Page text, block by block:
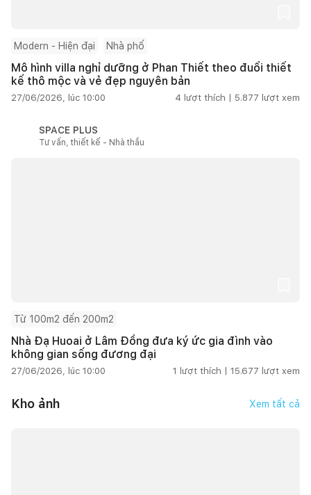
Modern - Hiện đại Nhà phố
Mô hình villa nghỉ dưỡng ở Phan Thiết theo đuổi thiết
kế thô mộc và vẻ đẹp nguyên bản
27/06/2026, lúc 10:00 4 lượt thích | 5.877 lượt xem
SPACE PLUS
Tư vấn, thiết kế - Nhà thầu
Từ 100m2 đến 200m2
Nhà Đạ Huoai ở Lâm Đồng đưa ký ức gia đình vào
không gian sống đương đại
27/06/2026, lúc 10:00 1 lượt thích | 15.677 lượt xem
Kho ảnh Xem tất cả